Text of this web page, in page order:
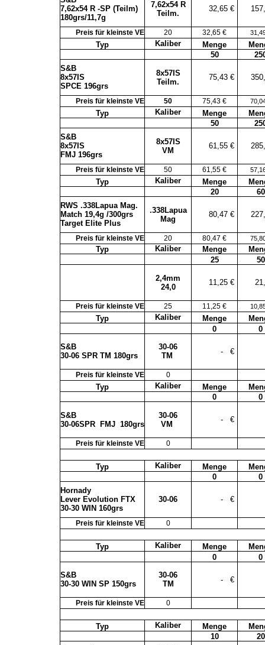
7,62x54 R -SP (Teilm)
180grs/11,7g
7,62x54 R
Teilm.
32,65 €
Preis für kleinste VE 20 32,65 €
Typ Kaliber Menge
50
S&B
8x57IS
SPCE 196grs
8x57IS
Teilm.
75,43 €
Preis für kleinste VE 50 75,43 €
Typ Kaliber Menge
50
S&B
8x57IS
FMJ 196grs
8x57IS
VM
61,55 €
Preis für kleinste VE 50 61,55 €
Typ Kaliber Menge
20
60
RWS .338Lapua Mag.
Match 19,4g /300grs
Target Elite Plus
.338Lapua
Mag
80,47 €
Preis für kleinste VE 20 80,47 €
Typ Kaliber Menge
25
50
2,4mm
24,0
11,25 €
Preis für kleinste VE 25 11,25 €
Typ Kaliber Menge
0
0
S&B
30-06 SPR TM 180grs
30-06
TM
- €
Preis für kleinste VE 0
Typ Kaliber Menge
0
0
S&B
30-06SPR
FMJ 180grs
30-06
VM
- €
Preis für kleinste VE 0
Typ Kaliber Menge
0
0
Hornady
Lever Evolution FTX
30-30 WIN 160grs
30-06 - €
Preis für kleinste VE 0
Typ Kaliber Menge
0
0
S&B
30-30 WIN SP 150grs
30-06
TM
- €
Preis für kleinste VE 0
Typ Kaliber Menge
10
20